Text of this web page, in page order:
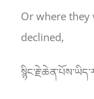
Or where they
declined,